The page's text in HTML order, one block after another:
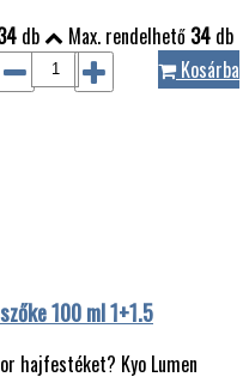
db Max. rendelhető 34 db
Kosárba
100 ml 1+1.5
hajfestéket? Kyo Lumen